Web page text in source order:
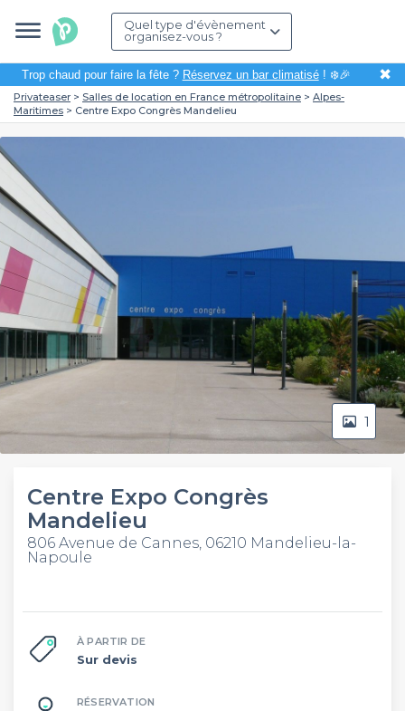
Quel type d'évènement
organisez-vous ?
Trop chaud pour faire la fête ? Réservez un bar climatisé! ❄️🎉 ✖
Privateaser Salles de location en France métropolitaine
Alpes-
Maritimes
Centre Expo Congrès Mandelieu
1
Centre Expo Congrès
Mandelieu
806 Avenue de Cannes, 06210 Mandelieu-la-
Napoule
À PARTIR DE
Sur devis
RÉSERVATION